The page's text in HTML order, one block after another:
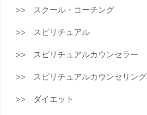
スクール・コーチング
スピリチュアル
スピリチュアルカウンセラー
スピリチュアルカウンセリング
ダイエット